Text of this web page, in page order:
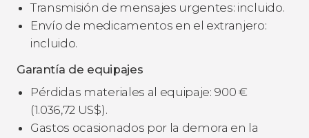
Transmisión de mensajes urgentes: incluido.
Envío de medicamentos en el extranjero:
incluido.
Garantía de equipajes
Pérdidas materiales al equipaje: 900€
(1.036,72 US$).
Gastos ocasionados por la demora en la